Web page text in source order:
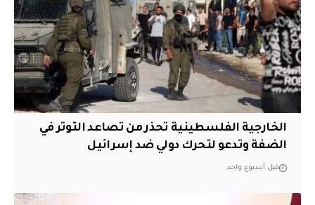
الخارجية الفلسطينية تحذر من تصاعد التوتر في
الضفة وتدعو لتحرك دولي ضد إسرائيل
قبل أسبوع واحد